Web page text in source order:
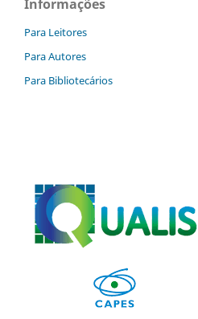
Informações
Para Leitores
Para Autores
Para Bibliotecários